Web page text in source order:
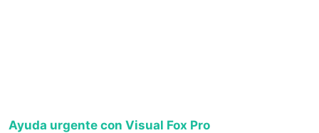
Ayuda urgente con Visual Fox Pro